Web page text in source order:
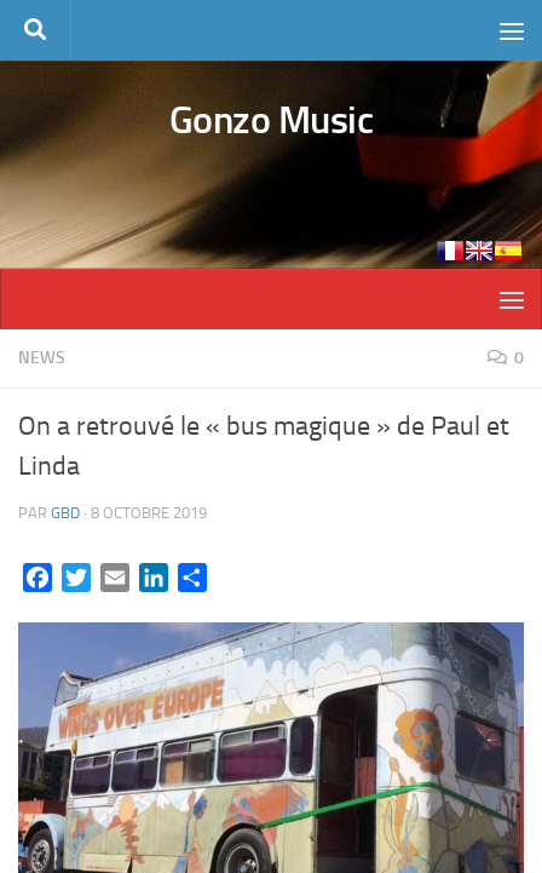
Skip to content
Gonzo Music
NEWS 0
On a retrouvé le « bus magique » de Paul et
Linda
PAR GBD · 8 OCTOBRE 2019
FacebookTwitterEmail LinkedIn